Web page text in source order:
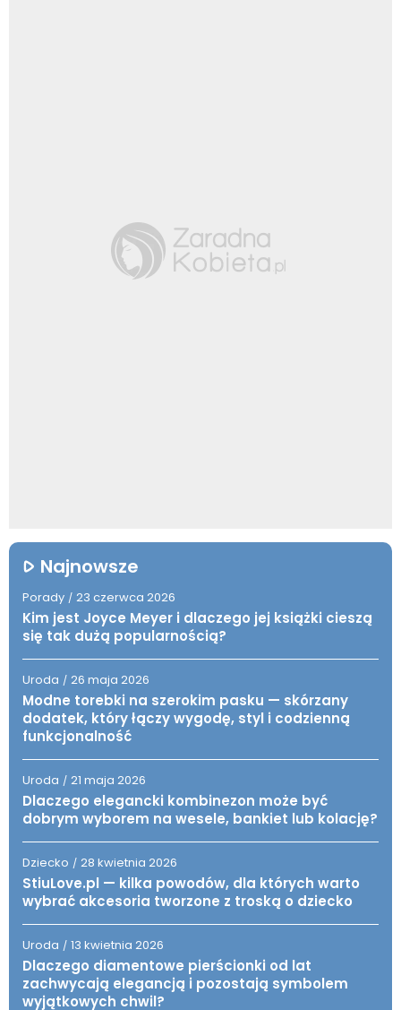
Najnowsze
Porady / 23 czerwca 2026
Kim jest Joyce Meyer i dlaczego jej książki cieszą
się tak dużą popularnością?
Uroda / 26 maja 2026
Modne torebki na szerokim pasku — skórzany
dodatek, który łączy wygodę, styl i codzienną
funkcjonalność
Uroda / 21 maja 2026
Dlaczego elegancki kombinezon może być
dobrym wyborem na wesele, bankiet lub kolację?
Dziecko / 28 kwietnia 2026
StiuLove.pl — kilka powodów, dla których warto
wybrać akcesoria tworzone z troską o dziecko
Uroda / 13 kwietnia 2026
Dlaczego diamentowe pierścionki od lat
zachwycają elegancją i pozostają symbolem
wyjątkowych chwil?